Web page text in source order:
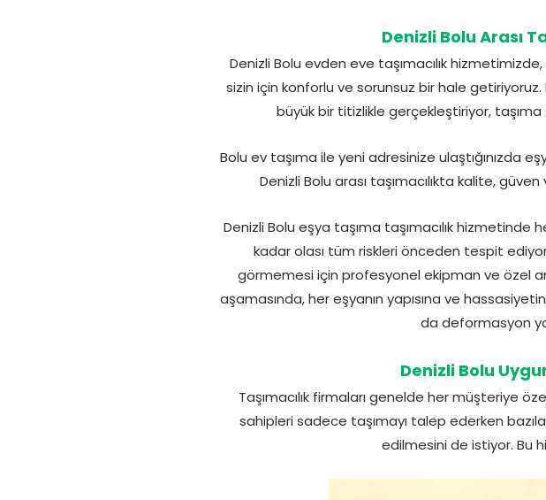
Denizli Bolu Arası
Denizli Bolu evden eve taşımacılık
sizin için konforlu ve sorunsuz bir hale
büyük bir titizlikle gerçekleştiriyor, taşıma
Bolu ev taşıma ile yeni adresinize ulaştığınızda
Denizli Bolu arası taşımacılıkta kalite,
Denizli Bolu eşya taşıma taşımacılık hizmetinde
kadar olası tüm riskleri önceden tespit ediyor,
görmemesi için profesyonel ekipman ve özel
aşamasında, her eşyanın yapısına ve
da deformasyon
Denizli Bolu
Taşımacılık firmaları genelde her müşteriye
sahipleri sadece taşımayı talep ederken
edilmesini de istiyor. Bu